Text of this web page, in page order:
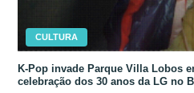
CULTURA
K-Pop invade Parque Villa Lobos
celebração dos 30 anos da LG no